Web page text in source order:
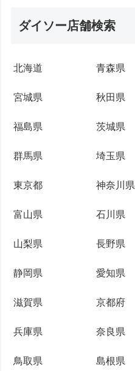
ダイソー店舗検索
北海道 青森県
宮城県 秋田県
福島県 茨城県
群馬県 埼玉県
東京都 神奈川県
富山県 石川県
山梨県 長野県
静岡県 愛知県
滋賀県 京都府
兵庫県 奈良県
鳥取県 島根県